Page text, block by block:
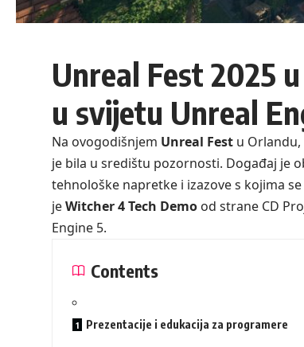
Unreal Fest 2025
u svijetu Unreal
Na ovogodišnjem Unreal Festu Orlandu,
je bila u središtu pozornosti. Događaj je
tehnološke napretke i izazove s kojima
jeWitcher 4 Tech Demood strane CD
Engine 5.
Contents
Prezentacije i edukacija za programere